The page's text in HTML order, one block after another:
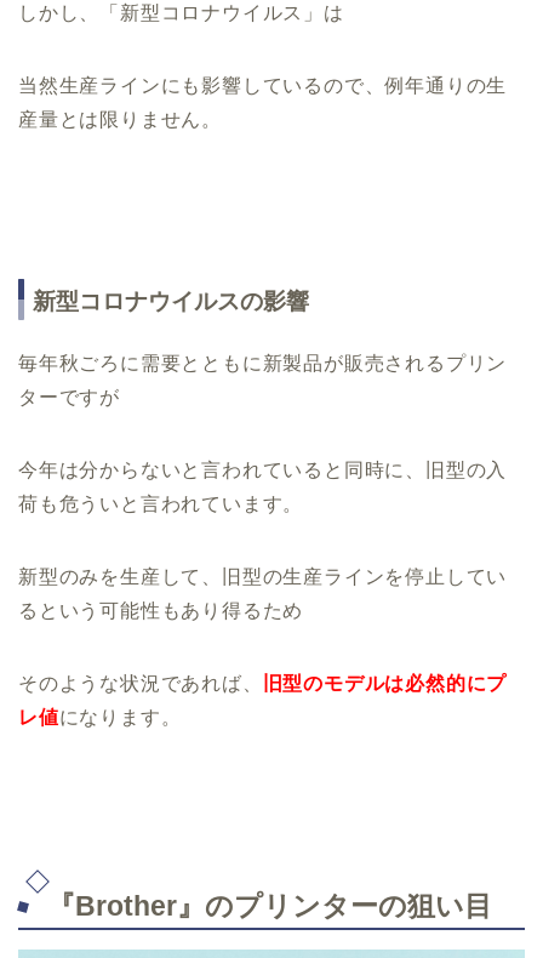
しかし、「新型コロナウイルス」は
当然生産ラインにも影響しているので、例年通りの生
産量とは限りません。
新型コロナウイルスの影響
毎年秋ごろに需要とともに新製品が販売されるプリン
ターですが
今年は分からないと言われていると同時に、旧型の入
荷も危ういと言われています。
新型のみを生産して、旧型の生産ラインを停止してい
るという可能性もあり得るため
そのような状況であれば、
旧型のモデルは必然的にプ
レ値になります。
『Brother』のプリンターの狙い目